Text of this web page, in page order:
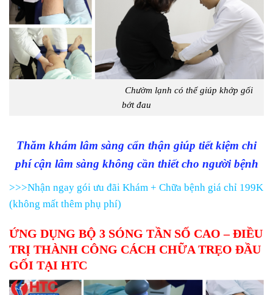
Chườm lạnh có thể giúp khớp gối
bớt đau
Thăm khám lâm sàng cẩn thận giúp tiết kiệm chi
phí cận lâm sàng không cần thiết cho người bệnh
>>>Nhận ngay gói ưu đãi Khám + Chữa bệnh giá chỉ 199K
(không mất thêm phụ phí)
ỨNG DỤNG BỘ 3 SÓNG TẦN SỐ CAO – ĐIỀU
TRỊ THÀNH CÔNG CÁCH CHỮA TRẸO ĐẦU
GỐI TẠI HTC